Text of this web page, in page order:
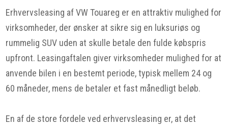
Erhvervsleasing af VW Touareg er en attraktiv mulighed for
virksomheder, der ønsker at sikre sig en luksuriøs og
rummelig SUV uden at skulle betale den fulde købspris
upfront. Leasingaftalen giver virksomheder mulighed for at
anvende bilen i en bestemt periode, typisk mellem 24 og
60 måneder, mens de betaler et fast månedligt beløb.
En af de store fordele ved erhvervsleasing er, at det